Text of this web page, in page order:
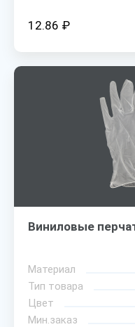
12.86 ₽
Виниловые
Материал
Тип товара
Цвет
Мин.заказ